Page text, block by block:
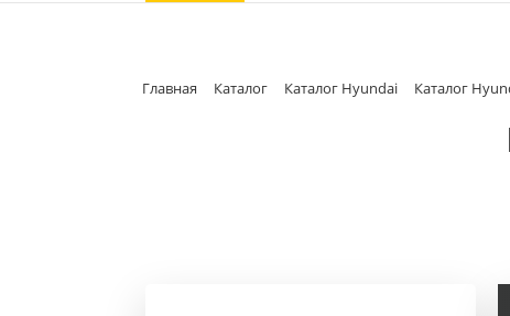
Главная Каталог Каталог Hyundai Каталог